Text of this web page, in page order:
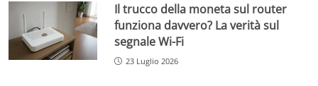
Il trucco della moneta sul router
funziona davvero? La verità sul
segnale Wi-Fi
23 Luglio 2026